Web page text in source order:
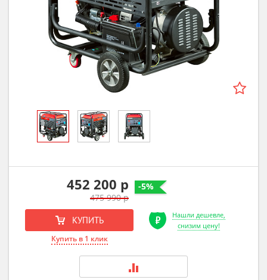
452 200 р
475 990 р
КУПИТЬ
Купить в 1 клик
Нашли дешевле,
снизим цену!
-5%